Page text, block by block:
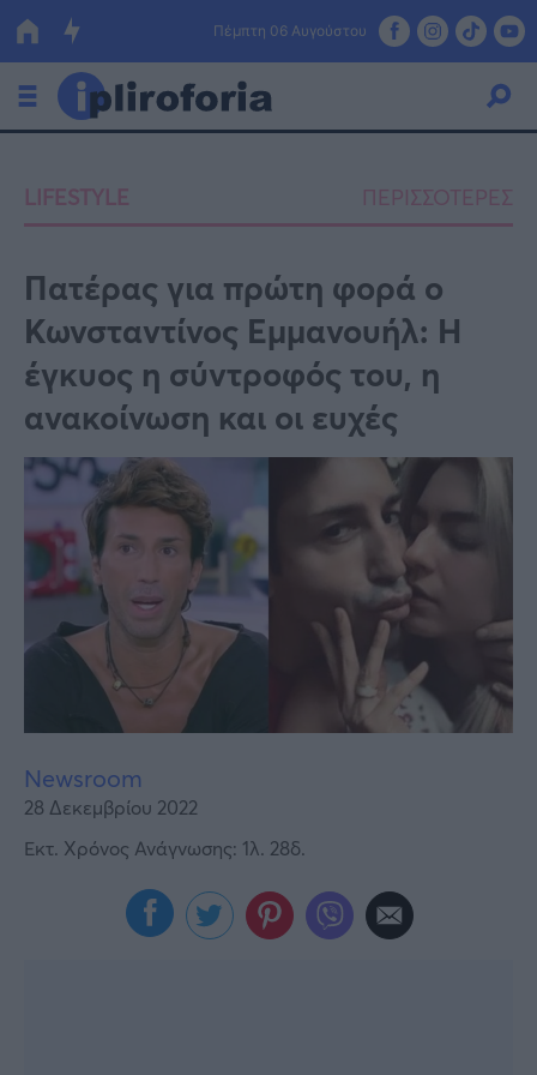
Πέμπτη 06 Αυγούστου
Οικονομία
Πολιτική
Τράπεζες
Επιδοτήσεις
Κόσμος
Lifestyle
Αθλητικά
Υγεία
Γυναίκα
Καιρός
LIFESTYLE ΠΕΡΙΣΣΟΤΕΡΕΣ
Πατέρας για πρώτη φορά ο
Κωνσταντίνος Εμμανουήλ: Η
έγκυος η σύντροφός του, η
ανακοίνωση και οι ευχές
Newsroom
28 Δεκεμβρίου 2022
Εκτ. Χρόνος Ανάγνωσης: 1λ. 28δ.